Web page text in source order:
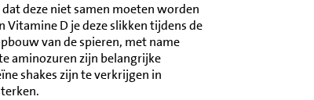
deze niet samen moeten worden
Vitamine D je deze slikken tijdens de
van de spieren, met name
aminozuren zijn belangrijke
shakes zijn te verkrijgen in